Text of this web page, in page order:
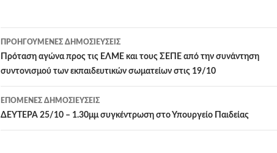
Πλοήγηση
άρθρων
ΠΡΟΗΓΟΎΜΕΝΕΣ ΔΗΜΟΣΙΕΎΣΕΙΣ
Πρόταση αγώνα προς τις ΕΛΜΕ και τους ΣΕΠΕ από την συνάντηση
συντονισμού των εκπαιδευτικών σωματείων στις 19/10
ΕΠΌΜΕΝΕΣ ΔΗΜΟΣΙΕΎΣΕΙΣ
ΔΕΥΤΕΡΑ 25/10 – 1.30μμ συγκέντρωση στο Υπουργείο Παιδείας